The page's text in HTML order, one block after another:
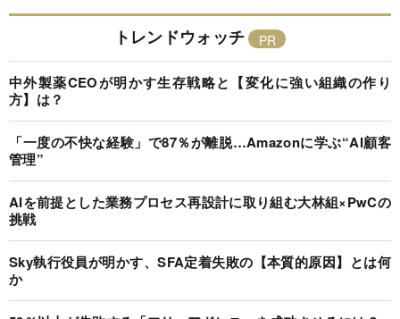
トレンドウォッチ
中外製薬CEOが明かす生存戦略と【変化に強い組織の作り
方】は？
「一度の不快な経験」で87％が離脱…Amazonに学ぶ“AI顧客
管理”
AIを前提とした業務プロセス再設計に取り組む大林組×PwCの
挑戦
Sky執行役員が明かす、SFA定着失敗の【本質的原因】とは何
か